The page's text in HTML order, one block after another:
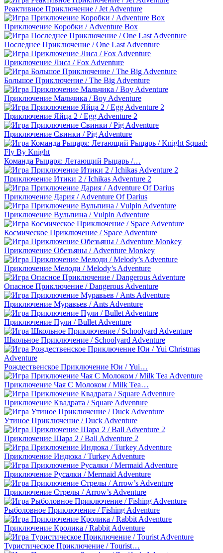
Реактивное Приключение / Jet Adventure
Приключение Коробки / Adventure Box
Последнее Приключение / One Last Adventure
Приключение Лиса / Fox Adventure
Большое Приключение / The Big Adventure
Приключение Мальчика / Boy Adventure
Приключение Яйца 2 / Egg Adventure 2
Приключение Свинки / Pig Adventure
Команда Рыцаря: Летающий Рыцарь /…
Приключение Итики 2 / Ichikas Adventure 2
Приключение Дария / Adventure Of Darius
Приключение Вульпина / Vulpin Adventure
Космическое Приключение / Space Adventure
Приключение Обезьяны / Adventure Monkey
Приключение Мелоди / Melody’s Adventure
Опасное Приключение / Dangerous Adventure
Приключение Муравьев / Ants Adventure
Приключение Пули / Bullet Adventure
Школьное Приключение / Schoolyard Adventure
Рождественское Приключение Юи / Yui…
Приключение Чая С Молоком / Milk Tea…
Приключение Квадрата / Square Adventure
Утиное Приключение / Duck Adventure
Приключение Шара 2 / Ball Adventure 2
Приключение Индюка / Turkey Adventure
Приключение Русалки / Mermaid Adventure
Приключение Стрелы / Arrow’s Adventure
Рыболовное Приключение / Fishing Adventure
Приключение Кролика / Rabbit Adventure
Туристическое Приключение / Tourist…